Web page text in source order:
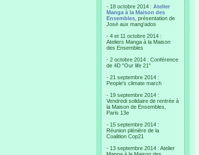
- 18 octobre 2014 : Atelier
Manga à la Maison des
Ensembles , présentation de
José aux mang'ados
- 4 et 11 octobre 2014 :
Ateliers Manga à la Maison
des Ensembles
- 2 octobre 2014 : Conférence
de 4D "Our life 21"
- 21 septembre 2014 :
People's climate march
- 19 septembre 2014 :
Vendredi solidaire de rentrée à
la Maison de Ensembles,
Paris 13e
- 15 septembre 2014 :
Réunion plénière de la
Coalition Cop21
- 13 septembre 2014 : Atelier